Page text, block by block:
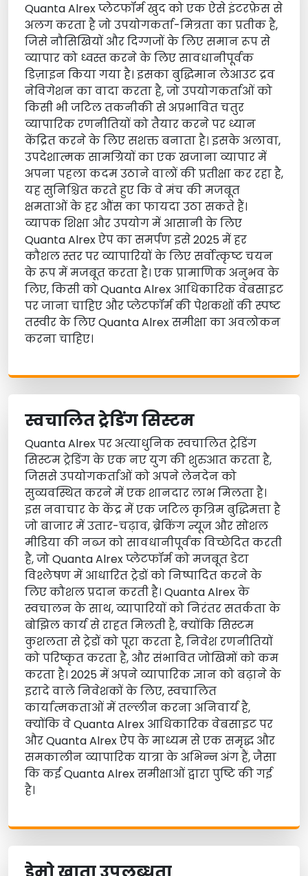
Quanta Alrex प्लेटफॉर्म खुद को एक ऐसे इंटरफ़ेस से
अलग करता है जो उपयोगकर्ता-मित्रता का प्रतीक है,
जिसे नौसिखियों और दिग्गजों के लिए समान रूप से
व्यापार को ध्वस्त करने के लिए सावधानीपूर्वक
डिज़ाइन किया गया है। इसका बुद्धिमान लेआउट द्रव
नेविगेशन का वादा करता है, जो उपयोगकर्ताओं को
किसी भी जटिल तकनीकी से अप्रभावित चतुर
व्यापारिक रणनीतियों को तैयार करने पर ध्यान
केंद्रित करने के लिए सशक्त बनाता है। इसके अलावा,
उपदेशात्मक सामग्रियों का एक खजाना व्यापार में
अपना पहला कदम उठाने वालों की प्रतीक्षा कर रहा है,
यह सुनिश्चित करते हुए कि वे मंच की मजबूत
क्षमताओं के हर औंस का फायदा उठा सकते हैं।
व्यापक शिक्षा और उपयोग में आसानी के लिए
Quanta Alrex ऐप का समर्पण इसे 2025 में हर
कौशल स्तर पर व्यापारियों के लिए सर्वोत्कृष्ट चयन
के रूप में मजबूत करता है। एक प्रामाणिक अनुभव के
लिए, किसी को Quanta Alrex आधिकारिक वेबसाइट
पर जाना चाहिए और प्लेटफॉर्म की पेशकशों की स्पष्ट
तस्वीर के लिए Quanta Alrex समीक्षा का अवलोकन
करना चाहिए।
स्वचालित ट्रेडिंग सिस्टम
Quanta Alrex पर अत्याधुनिक स्वचालित ट्रेडिंग
सिस्टम ट्रेडिंग के एक नए युग की शुरुआत करता है,
जिससे उपयोगकर्ताओं को अपने लेनदेन को
सुव्यवस्थित करने में एक शानदार लाभ मिलता है।
इस नवाचार के केंद्र में एक जटिल कृत्रिम बुद्धिमत्ता है
जो बाजार में उतार-चढ़ाव, ब्रेकिंग न्यूज और सोशल
मीडिया की नब्ज को सावधानीपूर्वक विच्छेदित करती
है, जो Quanta Alrex प्लेटफॉर्म को मजबूत डेटा
विश्लेषण में आधारित ट्रेडों को निष्पादित करने के
लिए कौशल प्रदान करती है। Quanta Alrex के
स्वचालन के साथ, व्यापारियों को निरंतर सतर्कता के
बोझिल कार्य से राहत मिलती है, क्योंकि सिस्टम
कुशलता से ट्रेडों को पूरा करता है, निवेश रणनीतियों
को परिष्कृत करता है, और संभावित जोखिमों को कम
करता है। 2025 में अपने व्यापारिक ज्ञान को बढ़ाने के
इरादे वाले निवेशकों के लिए, स्वचालित
कार्यात्मकताओं में तल्लीन करना अनिवार्य है,
क्योंकि वे Quanta Alrex आधिकारिक वेबसाइट पर
और Quanta Alrex ऐप के माध्यम से एक समृद्ध और
समकालीन व्यापारिक यात्रा के अभिन्न अंग हैं, जैसा
कि कई Quanta Alrex समीक्षाओं द्वारा पुष्टि की गई
है।